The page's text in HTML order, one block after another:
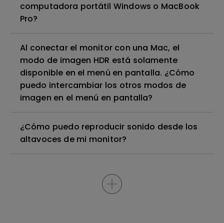
computadora portátil Windows o MacBook
Pro?
Al conectar el monitor con una Mac, el
modo de imagen HDR está solamente
disponible en el menú en pantalla. ¿Cómo
puedo intercambiar los otros modos de
imagen en el menú en pantalla?
¿Cómo puedo reproducir sonido desde los
altavoces de mi monitor?